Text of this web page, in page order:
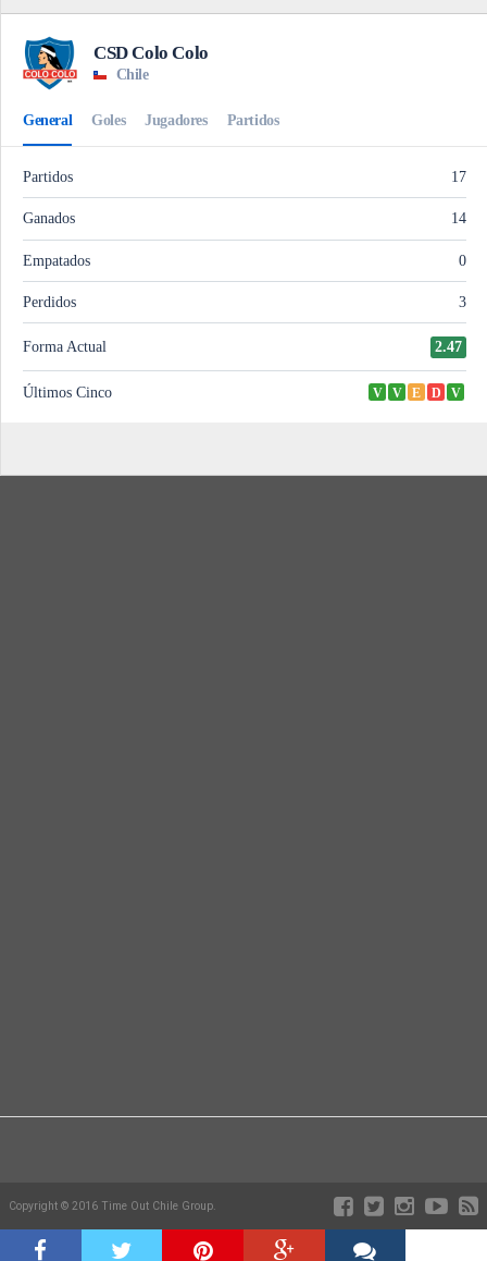
Copyright © 2016 Time Out Chile Group.